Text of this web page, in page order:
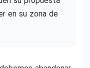
en su zona de